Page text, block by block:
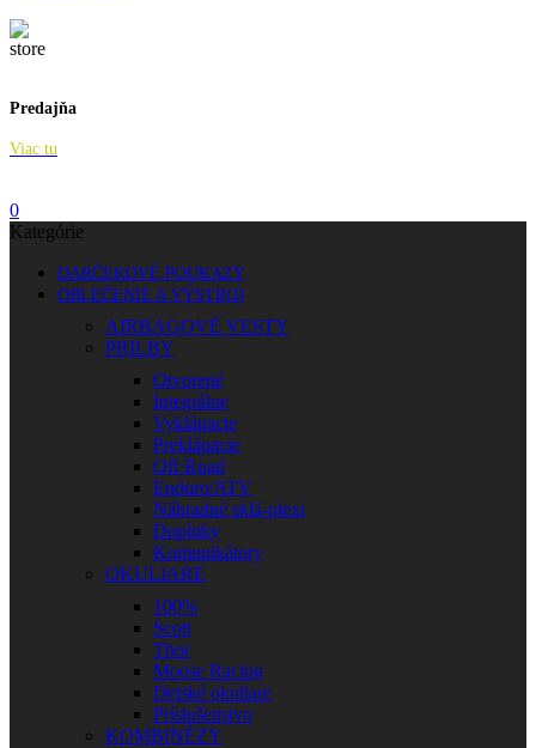
Predajňa
Viac tu
0
Kategórie
DARČEKOVÉ POUKAZY
OBLEČENIE A VÝSTROJ
AIRBAGOVÉ VESTY
PRILBY
Otvorené
Integrálne
Vyklápacie
Preklápacie
Off Road
Enduro/ATV
Náhradné sklá-plexi
Doplnky
Komunikátory
OKULIARE
100%
Scott
Thor
Moose Racing
Detské okuliare
Príslušenstvo
KOMBINÉZY